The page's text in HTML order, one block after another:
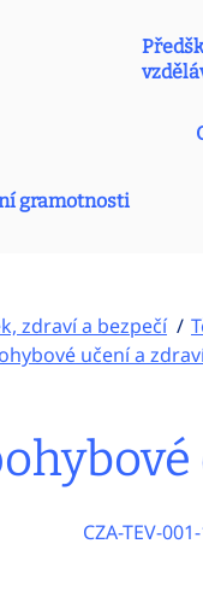
gramotnosti
zdraví a bezpečí
učení a
CZA-TEV-